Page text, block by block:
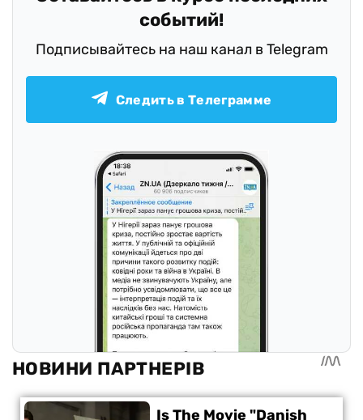
событий!
Подписывайтесь на наш канал в Telegram
Следить в Телеграмме